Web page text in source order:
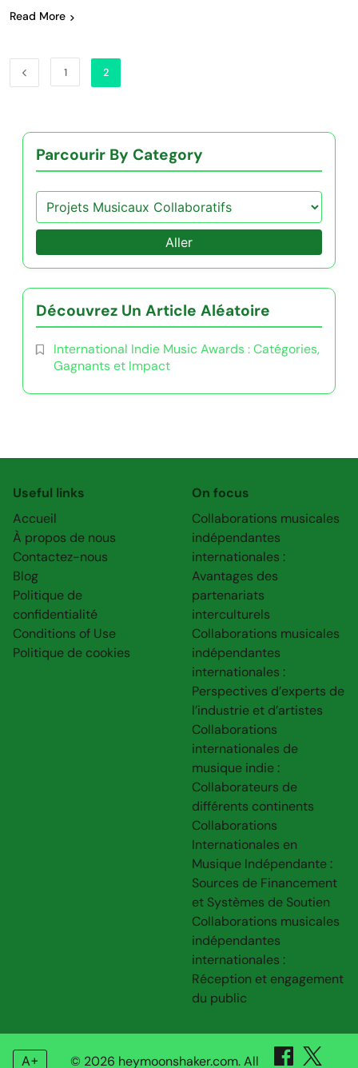
Read More
1 2
Parcourir By Category
Aller
Découvrez Un Article Aléatoire
International Indie Music Awards : Catégories,
Gagnants et Impact
Useful links
Accueil
À propos de nous
Contactez-nous
Blog
Politique de
confidentialité
Conditions of Use
Politique de cookies
On focus
Collaborations musicales
indépendantes
internationales :
Avantages des
partenariats
interculturels
Collaborations musicales
indépendantes
internationales :
Perspectives d’experts de
l’industrie et d’artistes
Collaborations
internationales de
musique indie :
Collaborateurs de
différents continents
Collaborations
Internationales en
Musique Indépendante :
Sources de Financement
et Systèmes de Soutien
Collaborations musicales
indépendantes
internationales :
Réception et engagement
du public
A+ © 2026 heymoonshaker.com. All